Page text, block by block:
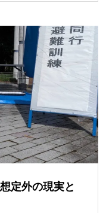
定外の現実と